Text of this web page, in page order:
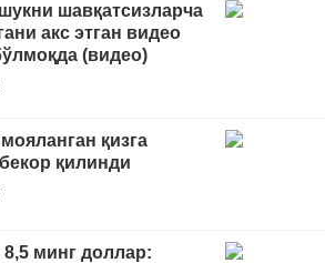
шавқатсизларча
акс этган видео
(видео)
қизга
қилинди
8,5 минг доллар: